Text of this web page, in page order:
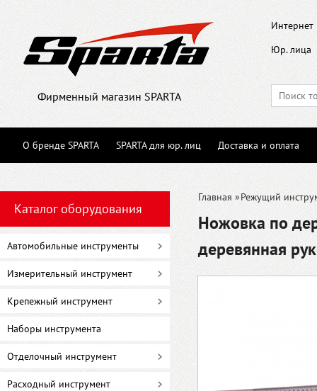
Фирменный магазин SPARTA
Интернет
Юр. лица
О бренде SPARTA SPARTA для юр. лиц Доставка и оплата
Каталог оборудования
Автомобильные инструменты
Измерительный инструмент
Крепежный инструмент
Наборы инструмента
Отделочный инструмент
Расходный инструмент
Главная »Режущий
Ножовка по
деревянная